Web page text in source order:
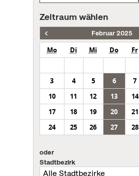
Zeitraum wählen
Februar 2025
Mo Di Mi Do Fr
3
4 5 6 7
10
11 12 13 14
17
18 19 20 21
24
25 26 27 28
oder
Stadtbezirk